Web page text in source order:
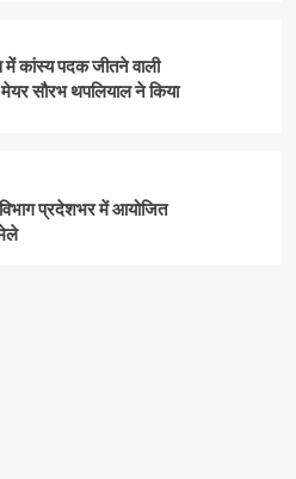
कांस्य पदक जीतने वाली
मेयर सौरभ थपलियाल ने किया
प्रदेशभर में आयोजित